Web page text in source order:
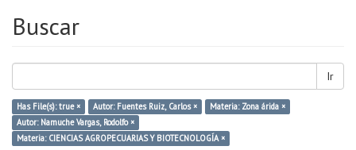
Buscar
Ir
Has File(s): true × Autor: Fuentes Ruiz, Carlos ×
Materia: Zona árida ×
Autor: Namuche Vargas, Rodolfo ×
Materia: CIENCIAS AGROPECUARIAS Y BIOTECNOLOGÍA ×